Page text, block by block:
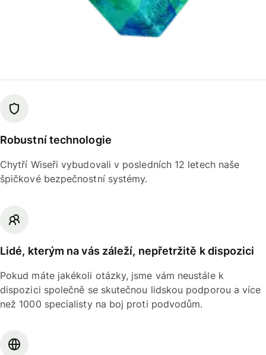
Robustní technologie
Chytří Wiseři vybudovali v posledních 12 letech naše
špičkové bezpečnostní systémy.
Lidé, kterým na vás záleží, nepřetržitě k dispozici
Pokud máte jakékoli otázky, jsme vám neustále k
dispozici společně se skutečnou lidskou podporou a více
než 1000 specialisty na boj proti podvodům.